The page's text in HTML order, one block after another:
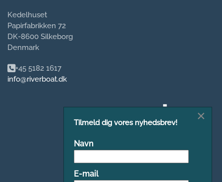
Kedelhuset
Papirfabrikken 72
DK-8600 Silkeborg
Denmark
+45 5182 1617
info@riverboat.dk
×
Tilmeld dig vores nyhedsbrev!
Navn
E-mail